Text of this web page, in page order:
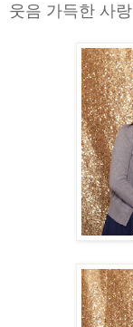
웃음 가득한 사랑